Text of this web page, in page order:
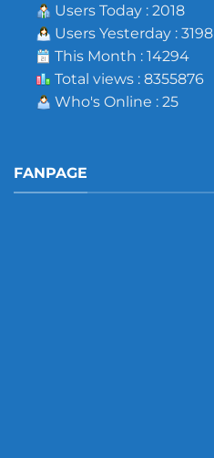
Users Today : 2018
Users Yesterday : 3198
This Month : 14294
Total views : 8355876
Who's Online : 25
FANPAGE